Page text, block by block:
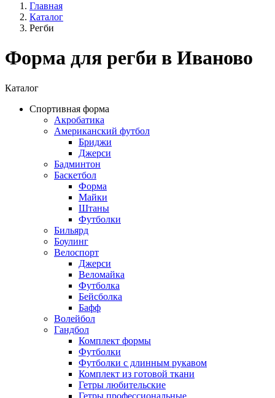
Главная
Каталог
Регби
Форма для регби в Иваново
Каталог
Спортивная форма
Акробатика
Американский футбол
Бриджи
Джерси
Бадминтон
Баскетбол
Форма
Майки
Штаны
Футболки
Бильярд
Боулинг
Велоспорт
Джерси
Веломайка
Футболка
Бейсболка
Бафф
Волейбол
Гандбол
Комплект формы
Футболки
Футболки с длинным рукавом
Комплект из готовой ткани
Гетры любительские
Гетры профессиональные